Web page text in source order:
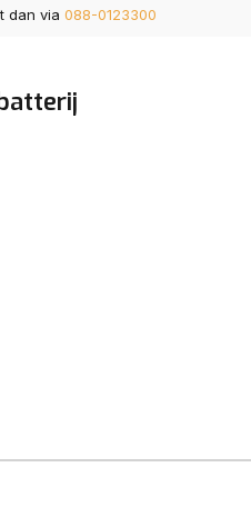
dan via 088-0123300